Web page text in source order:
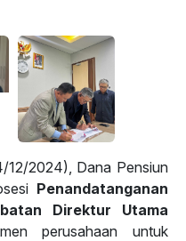
12/2024), Dana Pensiun
Penandatanganan
Direktur Utama
perusahaan untuk